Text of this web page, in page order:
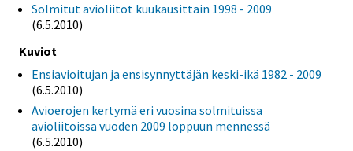
Solmitut avioliitot kuukausittain 1998 - 2009
(6.5.2010)
Kuviot
Ensiavioitujan ja ensisynnyttäjän keski-ikä 1982 - 2009
(6.5.2010)
Avioerojen kertymä eri vuosina solmituissa
avioliitoissa vuoden 2009 loppuun mennessä
(6.5.2010)